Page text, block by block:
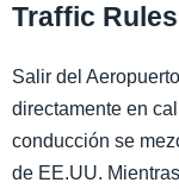
Traffic Rules
Salir del
directamente en
conducción se
de EE.UU.